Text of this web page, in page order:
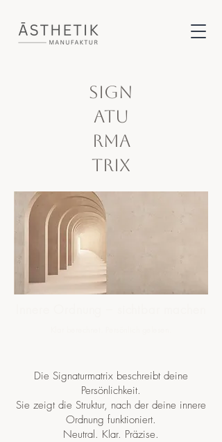
Sign
atu
rma
trix
Die Signaturmatrix beschreibt deine
Persönlichkeit.
Sie zeigt die Struktur, nach der deine innere
Ordnung funktioniert.
Neutral. Klar. Präzise.